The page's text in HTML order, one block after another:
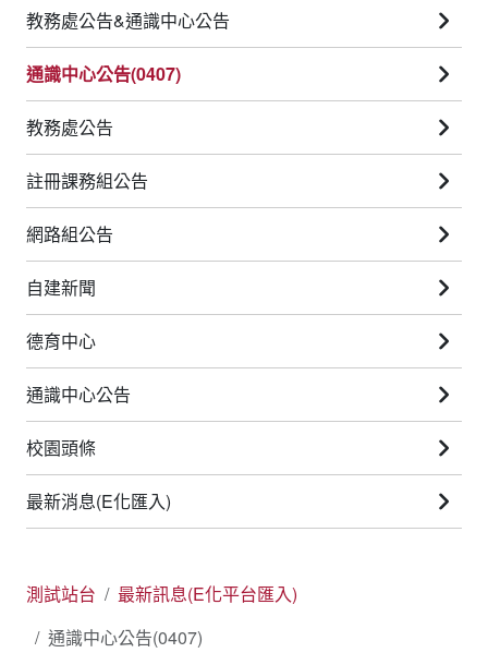
教務處公告&通識中心公告
通識中心公告(0407)
教務處公告
註冊課務組公告
網路組公告
自建新聞
德育中心
通識中心公告
校園頭條
最新消息(E化匯入)
測試站台
最新訊息(E化平台匯入)
通識中心公告(0407)